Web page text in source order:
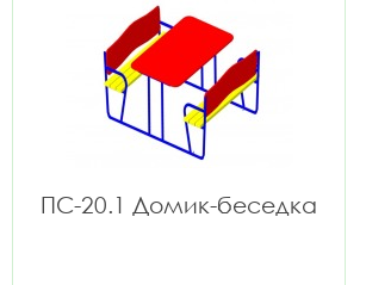
ПС-20.1 Домик-беседка